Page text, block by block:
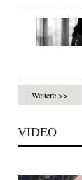
Weitere >>
VIDEO